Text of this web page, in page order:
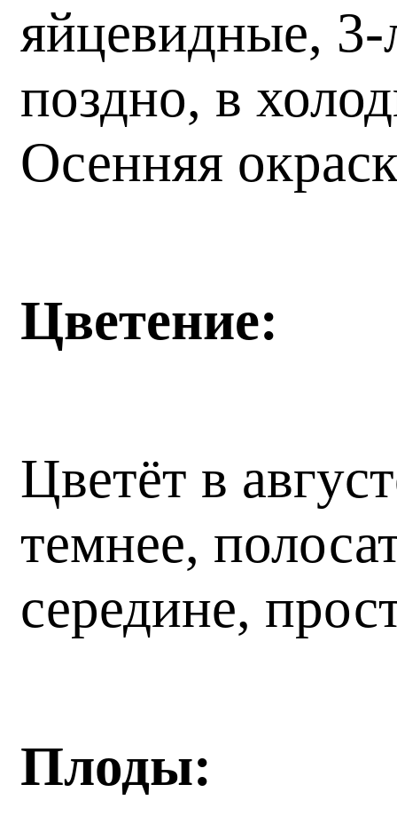
яйцевидные, 3-
поздно, в
Осенняя
Цветение:
Цветёт в
темнее,
середине,
Плоды: